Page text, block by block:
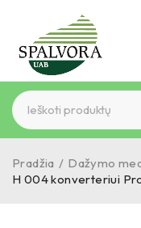
Pradžia / Dažymo
H 004 konverteriui